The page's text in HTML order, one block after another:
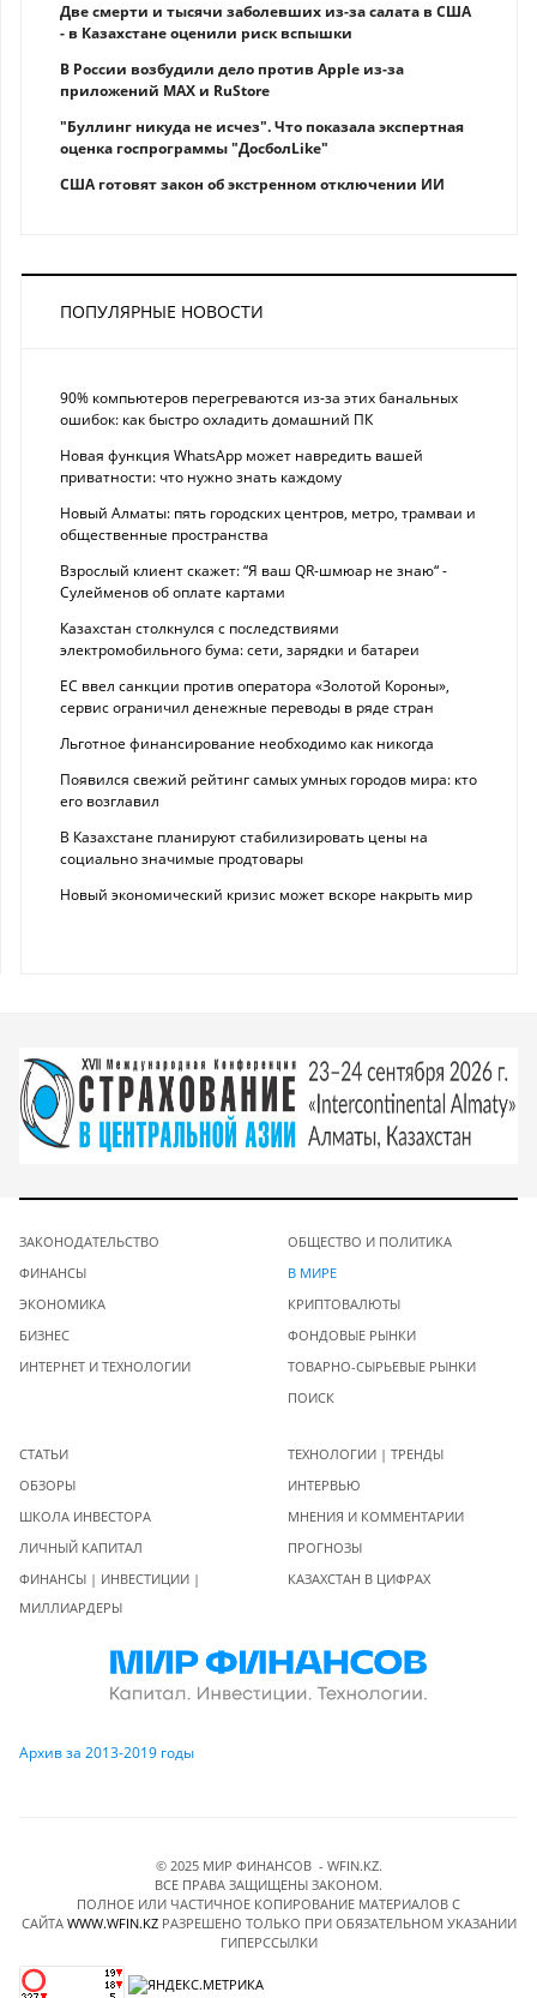
Две смерти и тысячи заболевших из-за салата в США
- в Казахстане оценили риск вспышки
В России возбудили дело против Apple из-за
приложений MAX и RuStore
"Буллинг никуда не исчез". Что показала экспертная
оценка госпрограммы "ДосболLike"
США готовят закон об экстренном отключении ИИ
ПОПУЛЯРНЫЕ НОВОСТИ
90% компьютеров перегреваются из-за этих банальных
ошибок: как быстро охладить домашний ПК
Новая функция WhatsApp может навредить вашей
приватности: что нужно знать каждому
Новый Алматы: пять городских центров, метро, трамваи и
общественные пространства
Взрослый клиент скажет: “Я ваш QR-шмюар не знаю“ -
Сулейменов об оплате картами
Казахстан столкнулся с последствиями
электромобильного бума: сети, зарядки и батареи
ЕС ввел санкции против оператора «Золотой Короны»,
сервис ограничил денежные переводы в ряде стран
Льготное финансирование необходимо как никогда
Появился свежий рейтинг самых умных городов мира: кто
его возглавил
В Казахстане планируют стабилизировать цены на
социально значимые продтовары
Новый экономический кризис может вскоре накрыть мир
ЗАКОНОДАТЕЛЬСТВО
ФИНАНСЫ
ЭКОНОМИКА
БИЗНЕС
ИНТЕРНЕТ И ТЕХНОЛОГИИ
ОБЩЕСТВО И ПОЛИТИКА
В МИРЕ
КРИПТОВАЛЮТЫ
ФОНДОВЫЕ РЫНКИ
ТОВАРНО-СЫРЬЕВЫЕ РЫНКИ
ПОИСК
СТАТЬИ
ОБЗОРЫ
ШКОЛА ИНВЕСТОРА
ЛИЧНЫЙ КАПИТАЛ
ФИНАНСЫ | ИНВЕСТИЦИИ |
МИЛЛИАРДЕРЫ
ТЕХНОЛОГИИ | ТРЕНДЫ
ИНТЕРВЬЮ
МНЕНИЯ И КОММЕНТАРИИ
ПРОГНОЗЫ
КАЗАХСТАН В ЦИФРАХ
Архив за 2013-2019 годы
© 2025 МИР ФИНАНСОВ - WFIN.KZ.
ВСЕ ПРАВА ЗАЩИЩЕНЫ ЗАКОНОМ.
ПОЛНОЕ ИЛИ ЧАСТИЧНОЕ КОПИРОВАНИЕ МАТЕРИАЛОВ C
САЙТА WWW.WFIN.KZРАЗРЕШЕНО ТОЛЬКО ПРИ ОБЯЗАТЕЛЬНОМ УКАЗАНИИ
ГИПЕРССЫЛКИ